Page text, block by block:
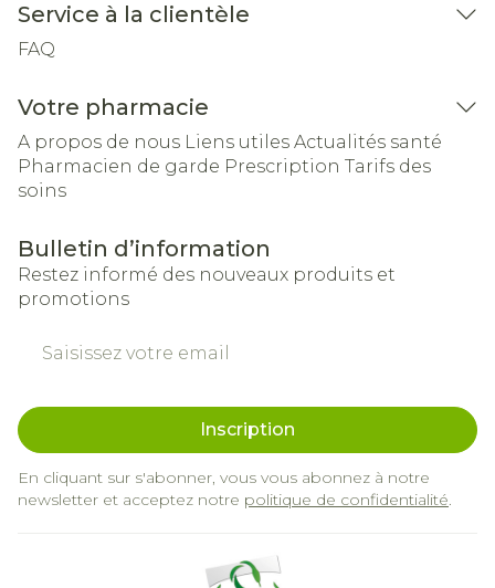
Service à la clientèle
FAQ
Votre pharmacie
A propos de nous Liens utiles Actualités santé
Pharmacien de garde Prescription Tarifs des
soins
Bulletin d’information
Restez informé des nouveaux produits et
promotions
Inscription
En cliquant sur s'abonner, vous vous abonnez à notre
newsletter et acceptez notre politique de confidentialité.